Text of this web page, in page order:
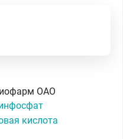
ОАО
кислота